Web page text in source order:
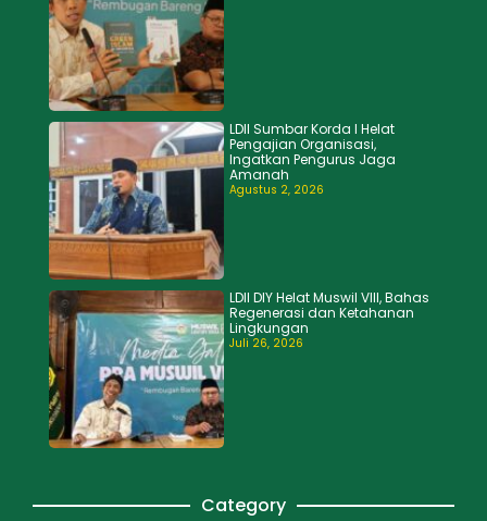
LDII Sumbar Korda I Helat
Pengajian Organisasi,
Ingatkan Pengurus Jaga
Amanah
Agustus 2, 2026
LDII DIY Helat Muswil VIII, Bahas
Regenerasi dan Ketahanan
Lingkungan
Juli 26, 2026
Category